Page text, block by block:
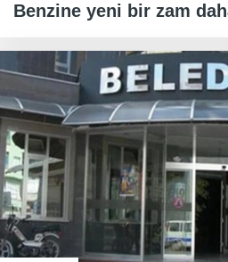
Benzine yeni bir zam